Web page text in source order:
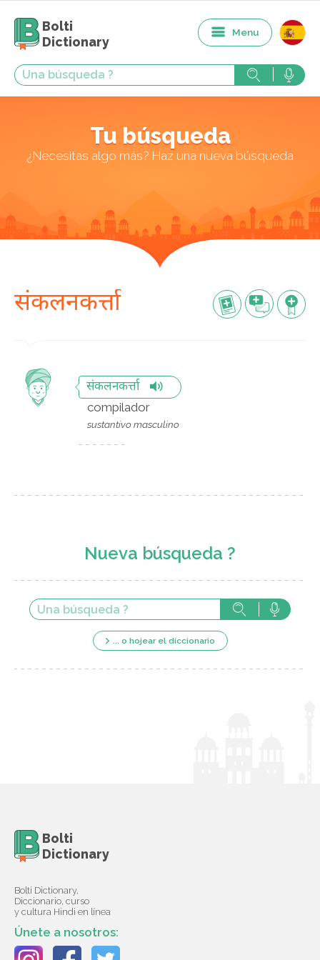
Bolti
Dictionary
Menu
Tu búsqueda
¿Necesitas algo más? Haz una nueva búsqueda
संकलनकर्त्ता
संकलनकर्त्ता
compilador
sustantivo masculino
Nueva búsqueda ?
... o hojear el diccionario
Bolti
Dictionary
Bolti Dictionary,
Diccionario, curso
y cultura Hindi en línea
Únete a nosotros: